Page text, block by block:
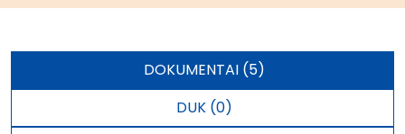
DOKUMENTAI (5)
DUK (0)